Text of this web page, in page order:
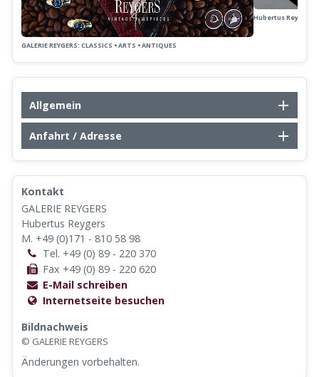
GALERIE REYGERS: CLASSICS • ARTS • ANTIQUES
Hubertus
Allgemein
Anfahrt / Adresse
Kontakt
GALERIE REYGERS
Hubertus Reygers
M. +49 (0)171 - 810 58 98
Tel. +49 (0) 89 - 220 370
Fax +49 (0) 89 - 220 620
E-Mail schreiben
Internetseite besuchen
Bildnachweis
© GALERIE REYGERS
Änderungen vorbehalten.